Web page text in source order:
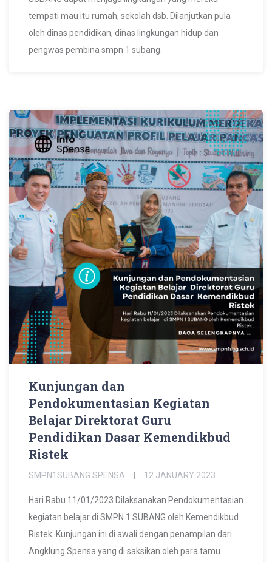
tempati mau itu rumah, sekolah dsb. Dilanjutkan pula
oleh dinas pendidikan, dinas lingkungan hidup dan
pengwas pembina smpn 1 subang.
Kunjungan dan
Pendokumentasian Kegiatan
Belajar Direktorat Guru
Pendidikan Dasar Kemendikbud
Ristek
SMPN1SUBANG SPENSA 12 JANUARY 2023
Hari Rabu 11/01/2023 Dilaksanakan Pendokumentasian
kegiatan belajar di SMPN 1 SUBANG oleh Kemendikbud
Ristek. Kunjungan ini di awali dengan penampilan dari
Angklung Spensa yang di saksikan oleh para tamu